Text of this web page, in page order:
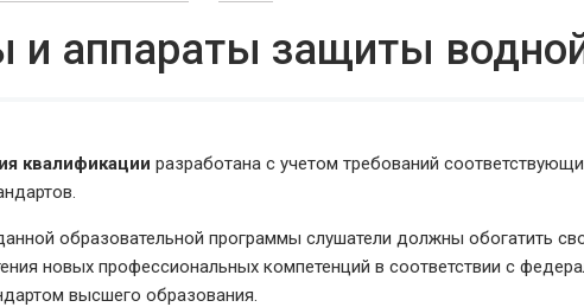
и аппараты защиты
квалификации разработана с учетом требований
образовательной программы слушатели должны обогатить
новых профессиональных компетенций в соответствии с
высшего образования.